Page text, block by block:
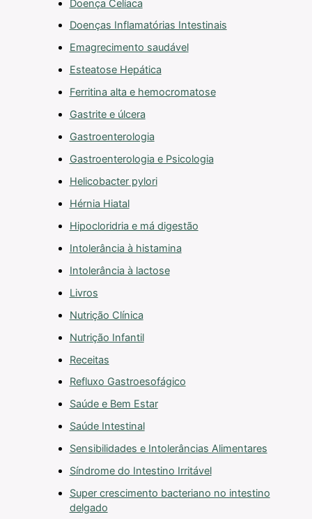
Doença Celíaca
Doenças Inflamatórias Intestinais
Emagrecimento saudável
Esteatose Hepática
Ferritina alta e hemocromatose
Gastrite e úlcera
Gastroenterologia
Gastroenterologia e Psicologia
Helicobacter pylori
Hérnia Hiatal
Hipocloridria e má digestão
Intolerância à histamina
Intolerância à lactose
Livros
Nutrição Clínica
Nutrição Infantil
Receitas
Refluxo Gastroesofágico
Saúde e Bem Estar
Saúde Intestinal
Sensibilidades e Intolerâncias Alimentares
Síndrome do Intestino Irritável
Super crescimento bacteriano no intestino
delgado